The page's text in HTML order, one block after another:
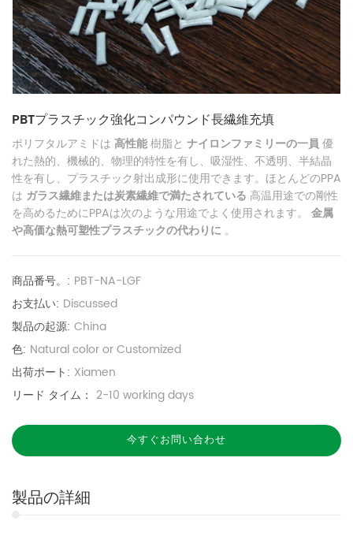
PBTプラスチック強化コンパウンド長繊維充填
ポリフタルアミドは 高性能樹脂と ナイロンファミリーの一員優
れた熱的、機械的、物理的特性を有し、吸湿性、不透明、半結晶
性を有し、プラスチック射出成形に使用できます。ほとんどのPPA
は ガラス繊維または炭素繊維で満たされている 高温用途での剛性
を高めるためにPPAは次のような用途でよく使用されます。 金属
や高価な熱可塑性プラスチックの代わりに 。
商品番号。: PBT-NA-LGF
お支払い: Discussed
製品の起源: China
色: Natural color or Customized
出荷ポート: Xiamen
リード タイム： 2-10 working days
今すぐお問い合わせ
製品の詳細